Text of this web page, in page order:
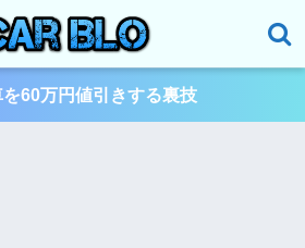
60万円値引きする裏技